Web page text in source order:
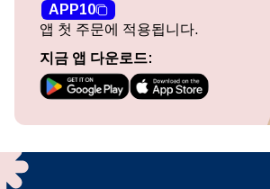
APP10
앱 첫 주문에 적용됩니다.
지금 앱 다운로드: